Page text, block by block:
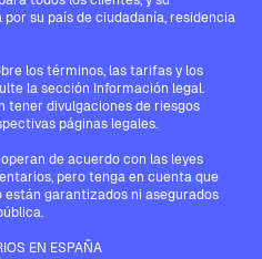
su país de ciudadanía, residencia
los términos, las tarifas y los
la sección Información legal.
tener divulgaciones de riesgos
páginas legales.
de acuerdo con las leyes
pero tenga en cuenta que
garantizados ni asegurados
EN ESPAÑA